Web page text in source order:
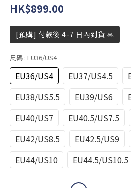
HK$899.00
[預購] 付款後 4-7 日內到貨 🙏
尺碼 : EU36/US4
EU36/US4 EU37/US4.5
EU38/US5.5
EU39/US6
EU40/US7
EU40.5/US7.5
EU42/US8.5
EU42.5/US9
EU44/US10
EU44.5/US10.5